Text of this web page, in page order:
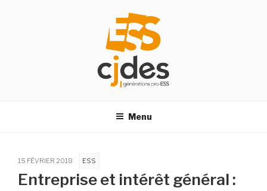
Menu
15 FÉVRIER 2018 ESS
Entreprise et intérêt général :